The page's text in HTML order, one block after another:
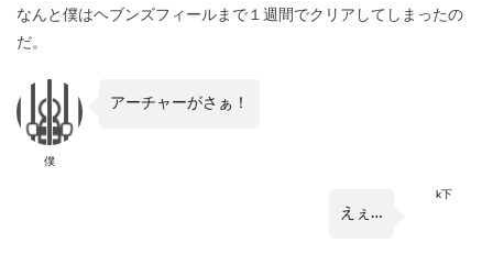
なんと僕はヘブンズフィールまで１週間でクリアしてしまったの
だ。
僕
アーチャーがさぁ！
k下
えぇ…